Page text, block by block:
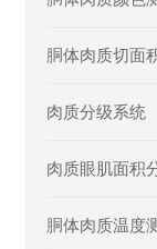
胴体肉质切面
肉质分级系统
肉质眼肌面积
胴体肉质温度